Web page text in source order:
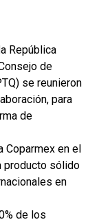
República
de
se reunieron
para
de
Coparmex en el
producto sólido
en
de los